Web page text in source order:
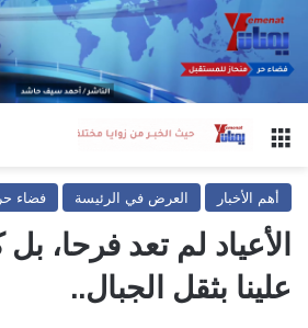
القائمة
أهم الأخبار العرض في الرئيسة فضاء حر
الأعياد لم تعد فرحا،
علينا بثقل الجبال..